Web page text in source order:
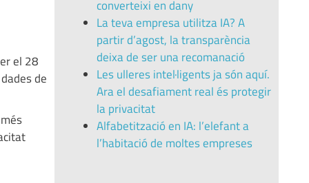
el 28
de
converteixi en dany
La teva empresa utilitza IA? A
partir d’agost, la transparència
deixa de ser una recomanació
Les ulleres intel·ligents ja són aquí.
Ara el desafiament real és protegir
la privacitat
Alfabetització en IA: l’elefant a
l’habitació de moltes empreses